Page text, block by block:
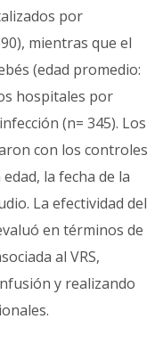
por
mientras que el
(edad promedio:
hospitales por
(n= 345). Los
con los controles
la fecha de la
La efectividad del
en términos de
al VRS,
y realizando